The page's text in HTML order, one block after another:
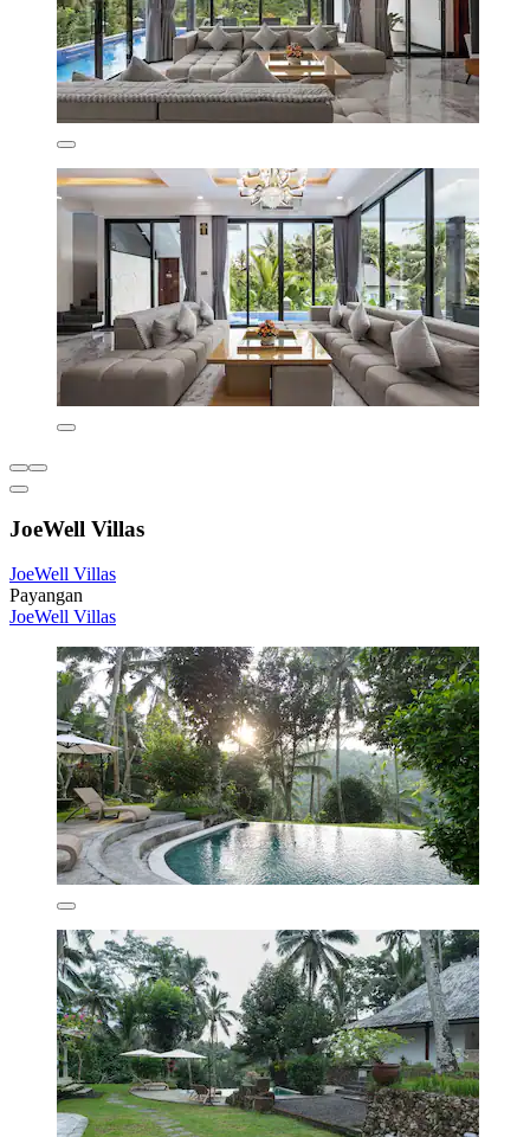
JoeWell Villas
JoeWell Villas
Payangan
JoeWell Villas